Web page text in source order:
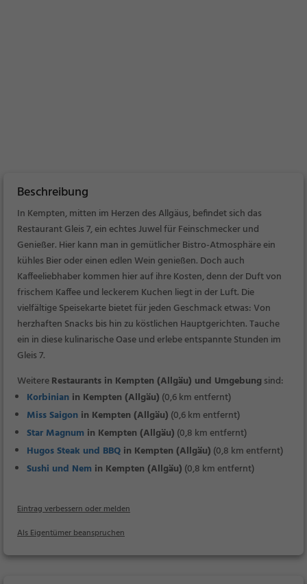
Beschreibung
In Kempten, mitten im Herzen des Allgäus, befindet sich das
Restaurant Gleis 7, ein echtes Juwel für Feinschmecker und
Genießer. Hier kann man in gemütlicher Bistro-Atmosphäre ein
kühles Bier oder einen edlen Wein genießen. Doch auch
Kaffeeliebhaber kommen hier auf ihre Kosten, denn der Duft von
frischem Kaffee und leckerem Kuchen liegt in der Luft. Die
vielfältige Speisekarte bietet für jeden Geschmack etwas: Von
herzhaften Snacks bis hin zu köstlichen Hauptgerichten. Tauche
ein in diese kulinarische Oase und erlebe entspannte Stunden im
Gleis 7.
WeitereRestaurants in Kempten (Allgäu) und Umgebungsind:
Korbinian in Kempten (Allgäu) (0,6 km entfernt)
Miss Saigon in Kempten (Allgäu) (0,6 km entfernt)
Star Magnum in Kempten (Allgäu) (0,8 km entfernt)
Hugos Steak und BBQ in Kempten (Allgäu) (0,8 km entfernt)
Sushi und Nem in Kempten (Allgäu) (0,8 km entfernt)
Eintrag verbessern oder melden
Als Eigentümer beanspruchen